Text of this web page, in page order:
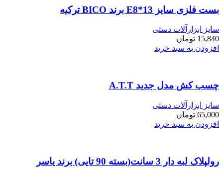
بست فلزی سایز E8*13 برند BICO ترکیه
سایز ابزارآلات دستی
15,840 تومان
افزودن به سبد خرید
چسب کش مدل جدید A.T.T
سایز ابزارآلات دستی
65,000 تومان
افزودن به سبد خرید
رولپلاک لبه دار 3 سانت(بسته 90 تایی) برند یاسر